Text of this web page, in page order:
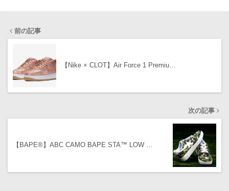
前の記事
【Nike × CLOT】Air Force 1 Premiu…
次の記事
【BAPE®︎】ABC CAMO BAPE STA™ LOW …